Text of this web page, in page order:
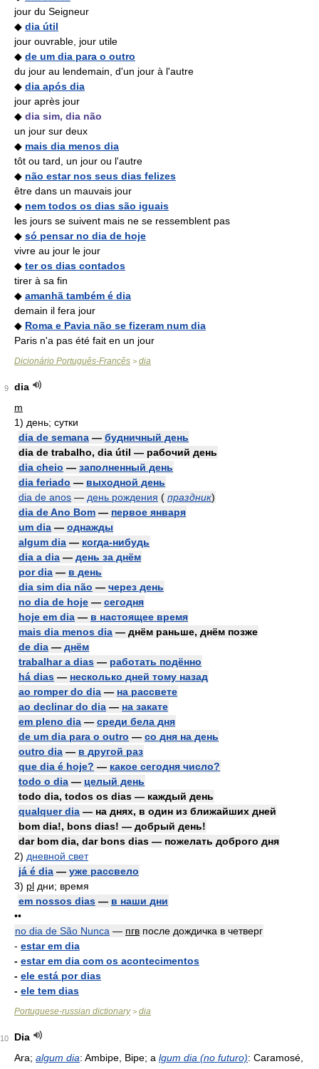
jour du Seigneur
◆ dia útil
jour ouvrable, jour utile
◆ de um dia para o outro
du jour au lendemain, d'un jour à l'autre
◆ dia após dia
jour après jour
◆ dia sim, dia não
un jour sur deux
◆ mais dia menos dia
tôt ou tard, un jour ou l'autre
◆ não estar nos seus dias felizes
être dans un mauvais jour
◆ nem todos os dias são iguais
les jours se suivent mais ne se ressemblent pas
◆ só pensar no dia de hoje
vivre au jour le jour
◆ ter os dias contados
tirer à sa fin
◆ amanhã também é dia
demain il fera jour
◆ Roma e Pavia não se fizeram num dia
Paris n'a pas été fait en un jour
Dicionário Português-Francês > dia
9
dia
m
1) день; сутки
dia de semana — будничный день
dia de trabalho, dia útil — рабочий день
dia cheio — заполненный день
dia feriado — выходной день
dia de anos — день рождения ( праздник)
dia de Ano Bom — первое января
um dia — однажды
algum dia — когда-нибудь
dia a dia — день за днём
por dia — в день
dia sim dia não — через день
no dia de hoje — сегодня
hoje em dia — в настоящее время
mais dia menos dia — днём раньше, днём позже
de dia — днём
trabalhar a dias — работать подённо
há dias — несколько дней тому назад
ao romper do dia — на рассвете
ao declinar do dia — на закате
em pleno dia — среди бела дня
de um dia para o outro — со дня на день
outro dia — в другой раз
que dia é hoje? — какое сегодня число?
todo o dia — целый день
todo dia, todos os dias — каждый день
qualquer dia — на днях, в один из ближайших дней
bom dia!, bons dias! — добрый день!
dar bom dia, dar bons dias — пожелать доброго дня
2) дневной свет
já é dia — уже рассвело
3) pl дни; время
em nossos dias — в наши дни
••
no dia de São Nunca — пгв после дождичка в четверг
- estar em dia
- estar em dia com os acontecimentos
- ele está por dias
- ele tem dias
Portuguese-russian dictionary> dia
10
Dia
Ara; algum dia: Ambipe, Bipe; a lgum dia (no futuro): Caramosé,